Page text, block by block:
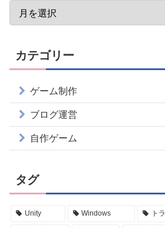
カテゴリー
ゲーム制作
ブログ運営
自作ゲーム
タグ
Unity Windows ト